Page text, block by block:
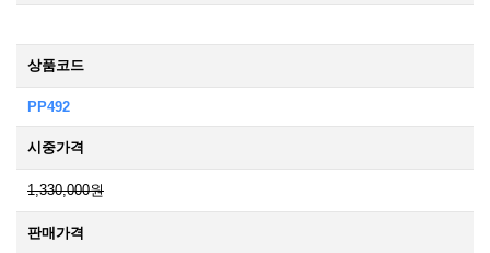
상품코드
PP492
시중가격
1,330,000원
판매가격